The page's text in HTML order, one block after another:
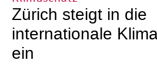
Zürich steigt in die
internationale
ein